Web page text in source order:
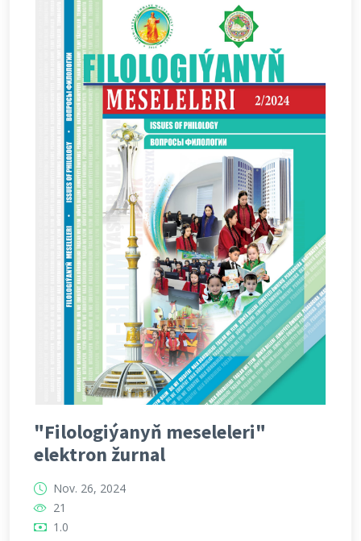
"Filologiýanyň meseleleri"
elektron žurnal
Nov. 26, 2024
21
1.0